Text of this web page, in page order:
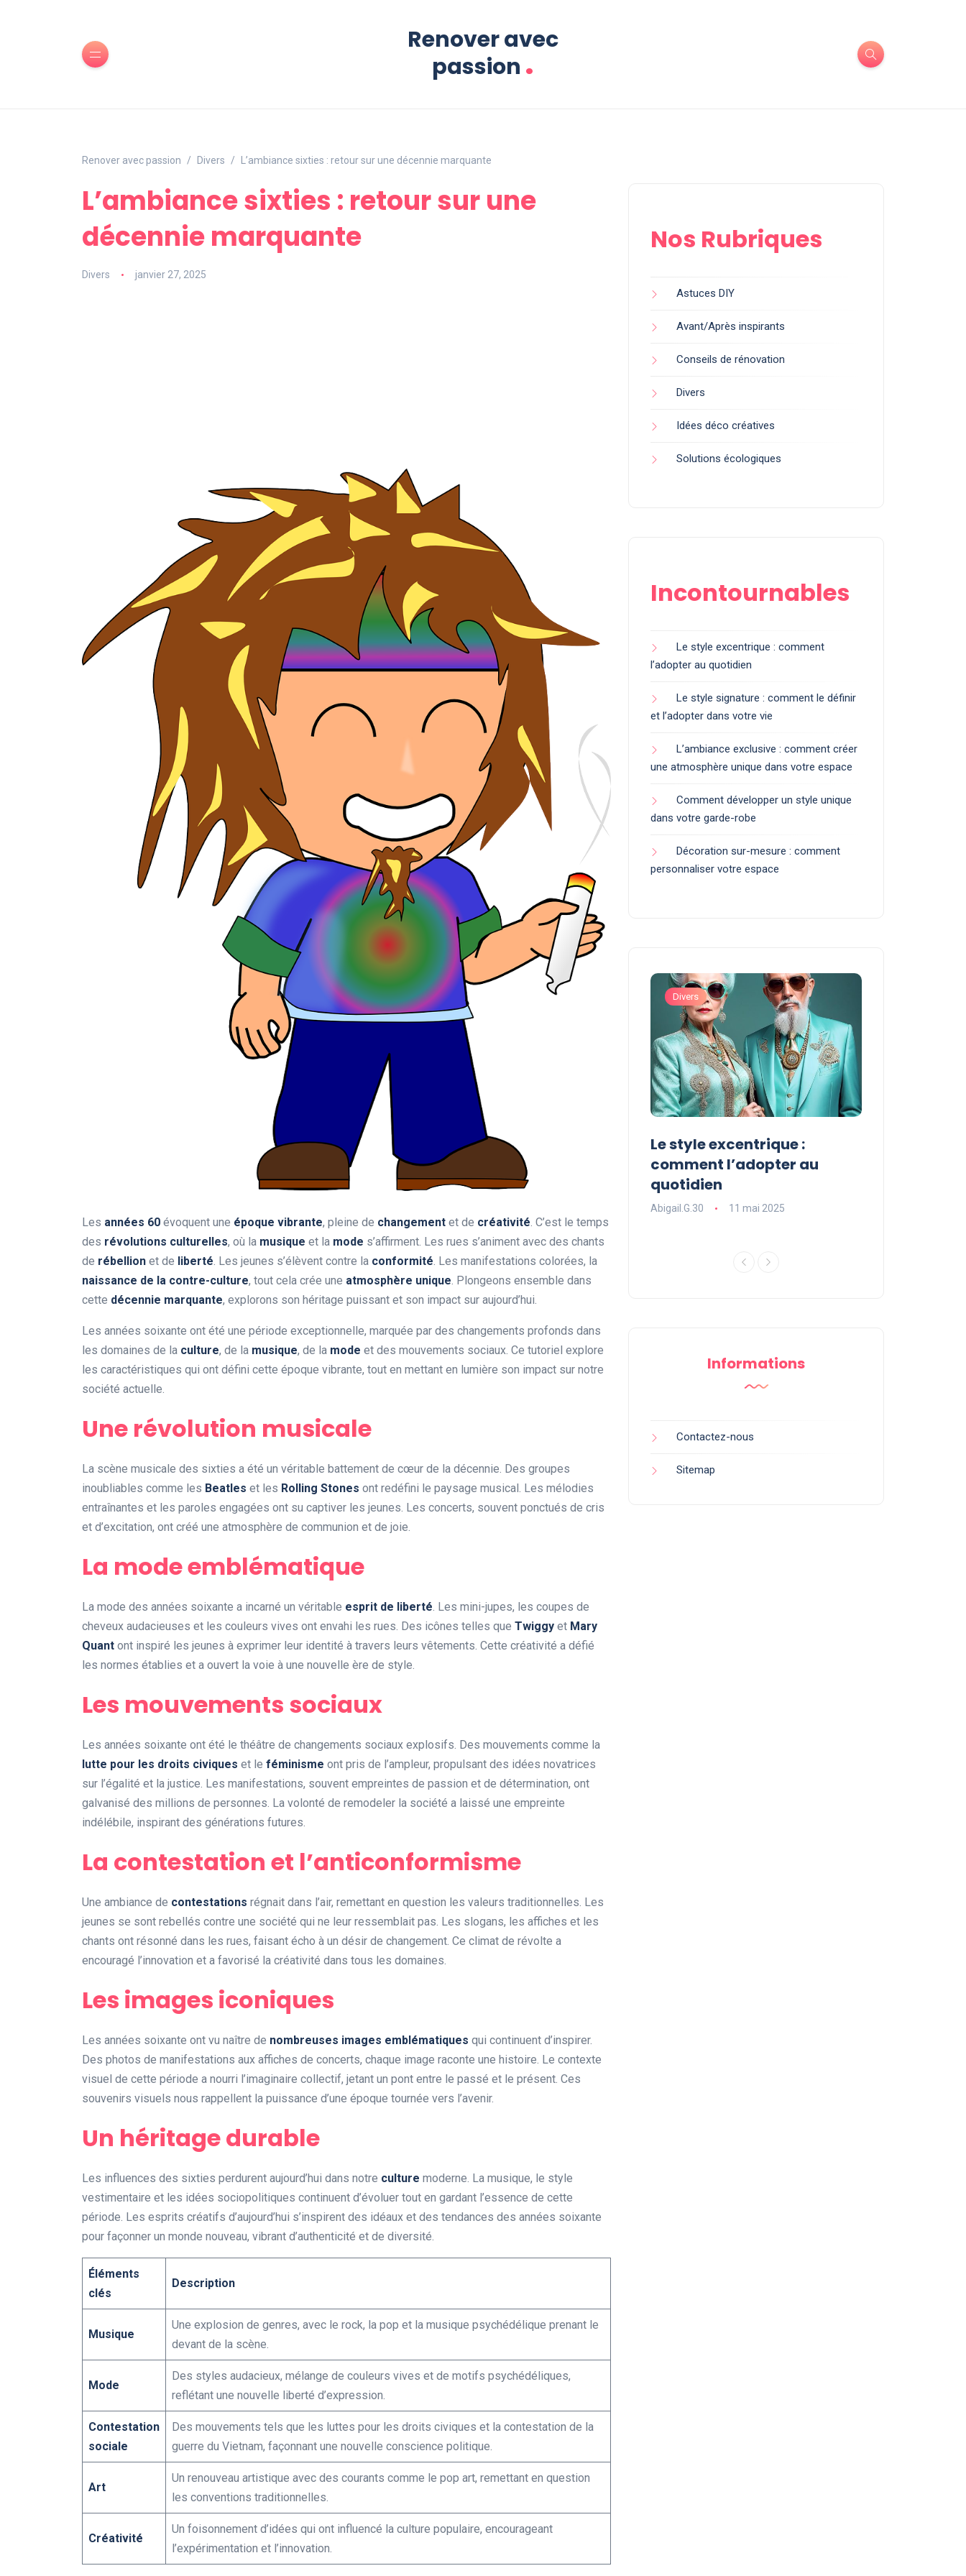
Renover avec
passion .
Renover avec passion Divers L’ambiance sixties : retour sur une décennie marquante
L’ambiance sixties : retour sur une
décennie marquante
Divers janvier 27, 2025
Les années 60 évoquent une époque vibrante, pleine de changement et de créativité. C’est le temps
des révolutions culturelles, où la musique et la mode s’affirment. Les rues s’animent avec des chants
de rébellion et de liberté. Les jeunes s’élèvent contre la conformité. Les manifestations colorées, la
naissance de la contre-culture, tout cela crée une atmosphère unique. Plongeons ensemble dans
cette décennie marquante, explorons son héritage puissant et son impact sur aujourd’hui.
Les années soixante ont été une période exceptionnelle, marquée par des changements profonds dans
les domaines de la culture, de la musique, de la mode et des mouvements sociaux. Ce tutoriel explore
les caractéristiques qui ont défini cette époque vibrante, tout en mettant en lumière son impact sur notre
société actuelle.
Une révolution musicale
La scène musicale des sixties a été un véritable battement de cœur de la décennie. Des groupes
inoubliables comme les Beatles et les Rolling Stones ont redéfini le paysage musical. Les mélodies
entraînantes et les paroles engagées ont su captiver les jeunes. Les concerts, souvent ponctués de cris
et d’excitation, ont créé une atmosphère de communion et de joie.
La mode emblématique
La mode des années soixante a incarné un véritable esprit de liberté. Les mini-jupes, les coupes de
cheveux audacieuses et les couleurs vives ont envahi les rues. Des icônes telles que Twiggy et Mary
Quant ont inspiré les jeunes à exprimer leur identité à travers leurs vêtements. Cette créativité a défié
les normes établies et a ouvert la voie à une nouvelle ère de style.
Les mouvements sociaux
Les années soixante ont été le théâtre de changements sociaux explosifs. Des mouvements comme la
lutte pour les droits civiques et le féminisme ont pris de l’ampleur, propulsant des idées novatrices
sur l’égalité et la justice. Les manifestations, souvent empreintes de passion et de détermination, ont
galvanisé des millions de personnes. La volonté de remodeler la société a laissé une empreinte
indélébile, inspirant des générations futures.
La contestation et l’anticonformisme
Une ambiance de contestations régnait dans l’air, remettant en question les valeurs traditionnelles. Les
jeunes se sont rebellés contre une société qui ne leur ressemblait pas. Les slogans, les affiches et les
chants ont résonné dans les rues, faisant écho à un désir de changement. Ce climat de révolte a
encouragé l’innovation et a favorisé la créativité dans tous les domaines.
Les images iconiques
Les années soixante ont vu naître de nombreuses images emblématiques qui continuent d’inspirer.
Des photos de manifestations aux affiches de concerts, chaque image raconte une histoire. Le contexte
visuel de cette période a nourri l’imaginaire collectif, jetant un pont entre le passé et le présent. Ces
souvenirs visuels nous rappellent la puissance d’une époque tournée vers l’avenir.
Un héritage durable
Les influences des sixties perdurent aujourd’hui dans notre culture moderne. La musique, le style
vestimentaire et les idées sociopolitiques continuent d’évoluer tout en gardant l’essence de cette
période. Les esprits créatifs d’aujourd’hui s’inspirent des idéaux et des tendances des années soixante
pour façonner un monde nouveau, vibrant d’authenticité et de diversité.
Éléments
clés
Description
Musique
Une explosion de genres, avec le rock, la pop et la musique psychédélique prenant le
devant de la scène.
Mode
Des styles audacieux, mélange de couleurs vives et de motifs psychédéliques,
reflétant une nouvelle liberté d’expression.
Contestation
sociale
Des mouvements tels que les luttes pour les droits civiques et la contestation de la
guerre du Vietnam, façonnant une nouvelle conscience politique.
Art
Un renouveau artistique avec des courants comme le pop art, remettant en question
les conventions traditionnelles.
Créativité
Un foisonnement d’idées qui ont influencé la culture populaire, encourageant
l’expérimentation et l’innovation.
Nos Rubriques
Astuces DIY
Avant/Après inspirants
Conseils de rénovation
Divers
Idées déco créatives
Solutions écologiques
Incontournables
Le style excentrique : comment
l’adopter au quotidien
Le style signature : comment le définir
et l’adopter dans votre vie
L’ambiance exclusive : comment créer
une atmosphère unique dans votre espace
Comment développer un style unique
dans votre garde-robe
Décoration sur-mesure : comment
personnaliser votre espace
Divers
L’ambiance exclusive :
comment créer une
atmosphère unique dans
Abigail.G.30 10 mai 2025
Divers
Le style excentrique :
comment l’adopter au
quotidien
Abigail.G.30 11 mai 2025
Informations
Contactez-nous
Sitemap